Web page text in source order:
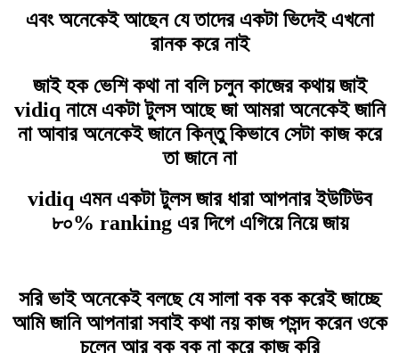
এবং অনেকেই আছেন যে তাদের একটা ভিদেই এখনো
রানক করে নাই
জাই হক ভেশি কথা না বলি চলুন কাজের কথায় জাই
vidiq নামে একটা টুলস আছে জা আমরা অনেকেই জানি
না আবার অনেকেই জানে কিন্তু কিভাবে সেটা কাজ করে
তা জানে না
vidiq এমন একটা টুলস জার ধারা আপনার ইউটিউব
৮০% ranking এর দিগে এগিয়ে নিয়ে জায়
সরি ভাই অনেকেই বলছে যে সালা বক বক করেই জাচ্ছে
আমি জানি আপনারা সবাই কথা নয় কাজ পসন্দ করেন ওকে
চলেন আর বক বক না করে কাজ করি